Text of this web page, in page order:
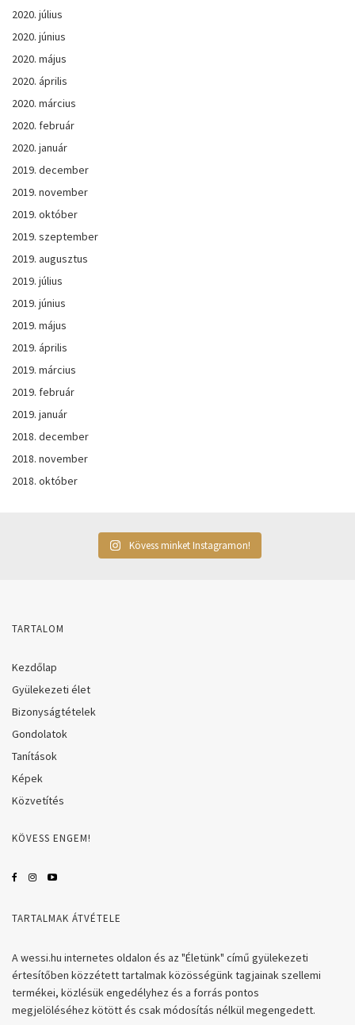
2020. július
2020. június
2020. május
2020. április
2020. március
2020. február
2020. január
2019. december
2019. november
2019. október
2019. szeptember
2019. augusztus
2019. július
2019. június
2019. május
2019. április
2019. március
2019. február
2019. január
2018. december
2018. november
2018. október
Kövess minket Instagramon!
TARTALOM
Kezdőlap
Gyülekezeti élet
Bizonyságtételek
Gondolatok
Tanítások
Képek
Közvetítés
KÖVESS ENGEM!
TARTALMAK ÁTVÉTELE
A wessi.hu internetes oldalon és az "Életünk" című gyülekezeti
értesítőben közzétett tartalmak közösségünk tagjainak szellemi
termékei, közlésük engedélyhez és a forrás pontos
megjelöléséhez kötött és csak módosítás nélkül megengedett.